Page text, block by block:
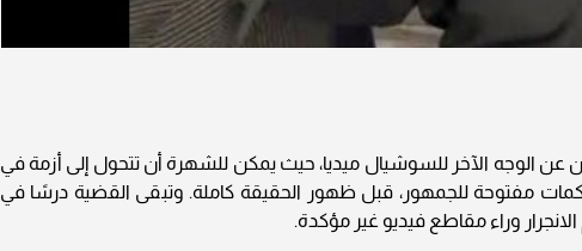
الوجه الآخر للسوشيال ميديا، حيث يمكن للشهرة أن تتحول إلى أزمة في
مفتوحة للجمهور، قبل ظهور الحقيقة كاملة. وتبقى القضية درسًا في
وراء مقاطع فيديو غير مؤكدة.